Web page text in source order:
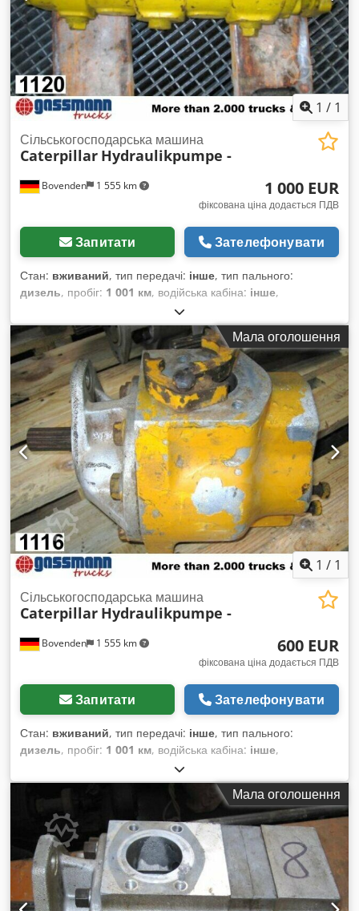
1 / 1
Bovenden 1 555 km
Сільськогосподарська машина
Caterpillar Hydraulikpumpe -
1 000 EUR
фіксована ціна додається ПДВ
Запитати Зателефонувати
Стан: вживаний, тип передачі: інше, тип пального:
дизель, пробіг: 1 001 км, водійська кабіна: інше,
Мала оголошення
1 / 1
Bovenden 1 555 km
Сільськогосподарська машина
Caterpillar Hydraulikpumpe -
600 EUR
фіксована ціна додається ПДВ
Запитати Зателефонувати
Стан: вживаний, тип передачі: інше, тип пального:
дизель, пробіг: 1 001 км, водійська кабіна: інше,
Мала оголошення